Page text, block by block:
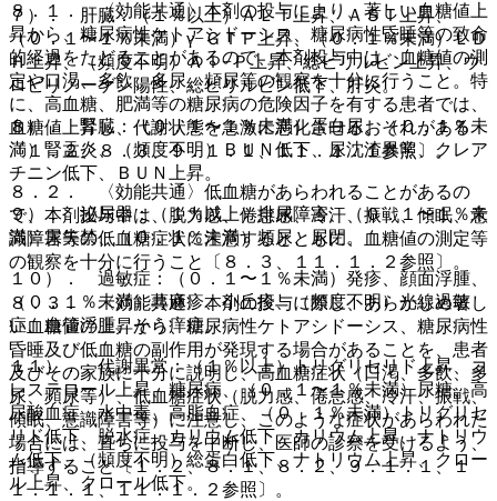
８．１． 〈効能共通〉本剤の投与により、著しい血糖値上
昇から、糖尿病性ケトアシドーシス、糖尿病性昏睡等の致命
的経過をたどることがあるので、本剤投与中は、血糖値の測
定や口渇、多飲、多尿、頻尿等の観察を十分に行うこと。特
に、高血糖、肥満等の糖尿病の危険因子を有する患者では、
血糖値上昇し、代謝状態を急激に悪化させるおそれがある
〔１．２、８．３、９．１．１、１１．１．１参照〕。
８．２． 〈効能共通〉低血糖があらわれることがあるの
で、本剤投与中は、脱力感、倦怠感、冷汗、振戦、傾眠、意
識障害等の低血糖症状に注意するとともに、血糖値の測定等
の観察を十分に行うこと〔８．３、１１．１．２参照〕。
８．３． 〈効能共通〉本剤の投与に際し、あらかじめ著し
い血糖値の上昇から、糖尿病性ケトアシドーシス、糖尿病性
昏睡及び低血糖の副作用が発現する場合があることを、患者
及びその家族に十分に説明し、高血糖症状（口渇、多飲、多
尿、頻尿等）、低血糖症状（脱力感、倦怠感、冷汗、振戦、
傾眠、意識障害等）に注意し、このような症状があらわれた
場合には、直ちに投与を中断し、医師の診察を受けるよう、
指導すること〔１．２、８．１、８．２、９．１．１、１
１．１．１、１１．１．２参照〕。
７）． 肝臓：（１％以上）ＡＬＴ上昇、ＡＳＴ上昇、
（０．１〜１％未満）γ−ＧＴＰ上昇、（０．１％未満）ＬＤ
Ｈ上昇、（頻度不明）Ａｌ−Ｐ上昇、総ビリルビン上昇、ウ
ロビリノーゲン陽性、総ビリルビン低下、肝炎。
８）． 腎臓：（０．１〜１％未満）蛋白尿、（０．１％未
満）腎盂炎、（頻度不明）ＢＵＮ低下、尿沈渣異常、クレア
チニン低下、ＢＵＮ上昇。
９）． 泌尿器：（１％以上）排尿障害、（０．１〜１％未
満）尿失禁、（０．１％未満）頻尿、尿閉。
１０）． 過敏症：（０．１〜１％未満）発疹、顔面浮腫、
（０．１％未満）蕁麻疹、小丘疹、（頻度不明）光線過敏
症、血管浮腫、そう痒症。
１１）． 代謝異常：（１％以上）トリグリセリド上昇、コ
レステロール上昇、糖尿病、（０．１〜１％未満）尿糖、高
尿酸血症、水中毒、高脂血症、（０．１％未満）トリグリセ
リド低下、脱水症、カリウム低下、カリウム上昇、ナトリウ
ム低下、（頻度不明）総蛋白低下、ナトリウム上昇、クロー
ル上昇、クロール低下。